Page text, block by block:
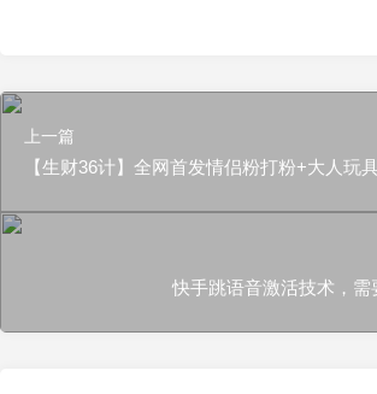
上一篇
【生财36计】全网首发情侣粉打粉+大人玩
快手跳语音激活技术，需